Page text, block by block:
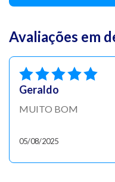
Avaliações em
Geraldo
MUITO BOM
05/08/2025